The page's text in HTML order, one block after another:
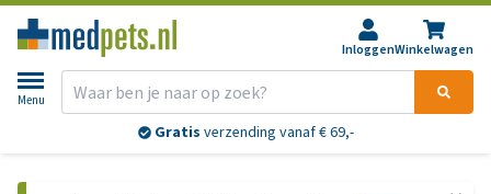
InloggenWinkelwagen
Menu
Gratis verzending vanaf € 69,-